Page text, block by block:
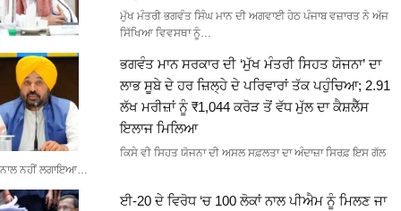
ਮੁੱਖ ਮੰਤਰੀ ਭਗਵੰਤ ਸਿੰਘ ਮਾਨ ਦੀ ਅਗਵਾਈ ਹੇਠ ਪੰਜਾਬ ਵਜ਼ਾਰਤ ਨੇ ਅੱਜ
ਸਿੱਖਿਆ ਵਿਵਸਥਾ ਨੂੰ…
ਭਗਵੰਤ ਮਾਨ ਸਰਕਾਰ ਦੀ ‘ਮੁੱਖ ਮੰਤਰੀ ਸਿਹਤ ਯੋਜਨਾ’ ਦਾ
ਲਾਭ ਸੂਬੇ ਦੇ ਹਰ ਜ਼ਿਲ੍ਹੇ ਦੇ ਪਰਿਵਾਰਾਂ ਤੱਕ ਪਹੁੰਚਿਆ; 2.91
ਲੱਖ ਮਰੀਜ਼ਾਂ ਨੂੰ ₹1,044 ਕਰੋੜ ਤੋਂ ਵੱਧ ਮੁੱਲ ਦਾ ਕੈਸ਼ਲੈੱਸ
ਇਲਾਜ ਮਿਲਿਆ
ਕਿਸੇ ਵੀ ਸਿਹਤ ਯੋਜਨਾ ਦੀ ਅਸਲ ਸਫ਼ਲਤਾ ਦਾ ਅੰਦਾਜ਼ਾ ਸਿਰਫ਼ ਇਸ ਗੱਲ
ਨਾਲ ਨਹੀਂ ਲਗਾਇਆ…
ਈ-20 ਦੇ ਵਿਰੋਧ ‘ਚ 100 ਲੋਕਾਂ ਨਾਲ ਪੀਐਮ ਨੂੰ ਮਿਲਣ ਜਾ